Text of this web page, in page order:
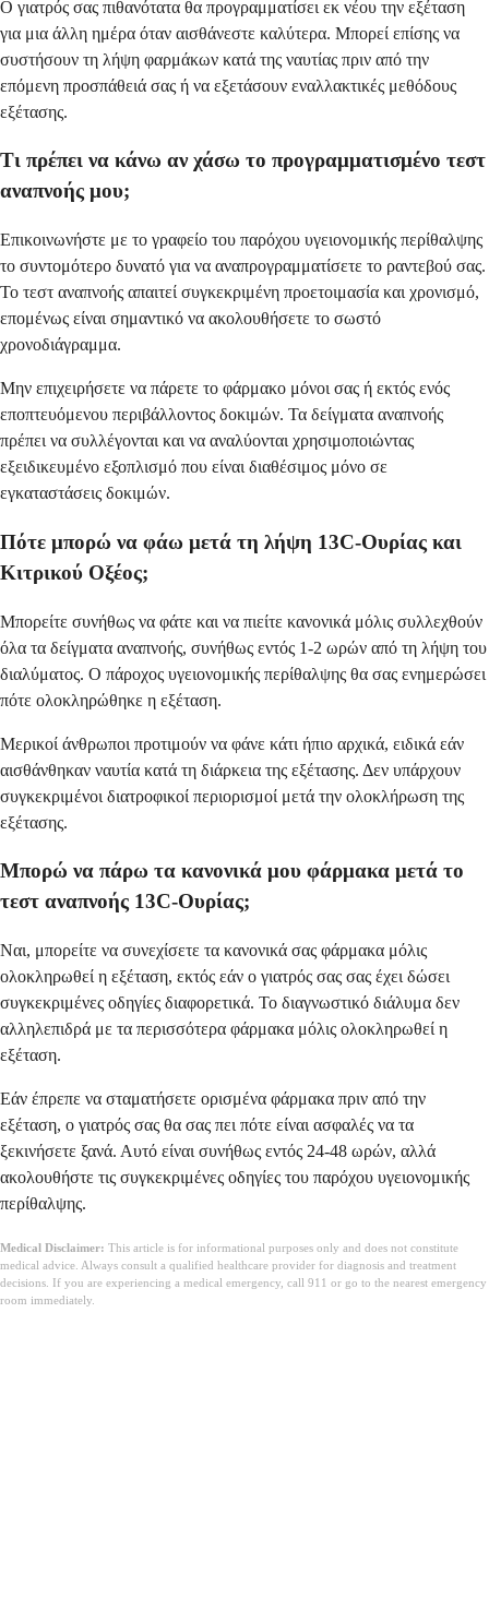
Ο γιατρός σας πιθανότατα θα προγραμματίσει εκ νέου την εξέταση
για μια άλλη ημέρα όταν αισθάνεστε καλύτερα. Μπορεί επίσης να
συστήσουν τη λήψη φαρμάκων κατά της ναυτίας πριν από την
επόμενη προσπάθειά σας ή να εξετάσουν εναλλακτικές μεθόδους
εξέτασης.
Τι πρέπει να κάνω αν χάσω το προγραμματισμένο τεστ
αναπνοής μου;
Επικοινωνήστε με το γραφείο του παρόχου υγειονομικής περίθαλψης
το συντομότερο δυνατό για να αναπρογραμματίσετε το ραντεβού σας.
Το τεστ αναπνοής απαιτεί συγκεκριμένη προετοιμασία και χρονισμό,
επομένως είναι σημαντικό να ακολουθήσετε το σωστό
χρονοδιάγραμμα.
Μην επιχειρήσετε να πάρετε το φάρμακο μόνοι σας ή εκτός ενός
εποπτευόμενου περιβάλλοντος δοκιμών. Τα δείγματα αναπνοής
πρέπει να συλλέγονται και να αναλύονται χρησιμοποιώντας
εξειδικευμένο εξοπλισμό που είναι διαθέσιμος μόνο σε
εγκαταστάσεις δοκιμών.
Πότε μπορώ να φάω μετά τη λήψη 13C-Ουρίας και
Κιτρικού Οξέος;
Μπορείτε συνήθως να φάτε και να πιείτε κανονικά μόλις συλλεχθούν
όλα τα δείγματα αναπνοής, συνήθως εντός 1-2 ωρών από τη λήψη του
διαλύματος. Ο πάροχος υγειονομικής περίθαλψης θα σας ενημερώσει
πότε ολοκληρώθηκε η εξέταση.
Μερικοί άνθρωποι προτιμούν να φάνε κάτι ήπιο αρχικά, ειδικά εάν
αισθάνθηκαν ναυτία κατά τη διάρκεια της εξέτασης. Δεν υπάρχουν
συγκεκριμένοι διατροφικοί περιορισμοί μετά την ολοκλήρωση της
εξέτασης.
Μπορώ να πάρω τα κανονικά μου φάρμακα μετά το
τεστ αναπνοής 13C-Ουρίας;
Ναι, μπορείτε να συνεχίσετε τα κανονικά σας φάρμακα μόλις
ολοκληρωθεί η εξέταση, εκτός εάν ο γιατρός σας σας έχει δώσει
συγκεκριμένες οδηγίες διαφορετικά. Το διαγνωστικό διάλυμα δεν
αλληλεπιδρά με τα περισσότερα φάρμακα μόλις ολοκληρωθεί η
εξέταση.
Εάν έπρεπε να σταματήσετε ορισμένα φάρμακα πριν από την
εξέταση, ο γιατρός σας θα σας πει πότε είναι ασφαλές να τα
ξεκινήσετε ξανά. Αυτό είναι συνήθως εντός 24-48 ωρών, αλλά
ακολουθήστε τις συγκεκριμένες οδηγίες του παρόχου υγειονομικής
περίθαλψης.
Medical Disclaimer: This article is for informational purposes only and does not constitute
medical advice. Always consult a qualified healthcare provider for diagnosis and treatment
decisions. If you are experiencing a medical emergency, call 911 or go to the nearest emergency
room immediately.